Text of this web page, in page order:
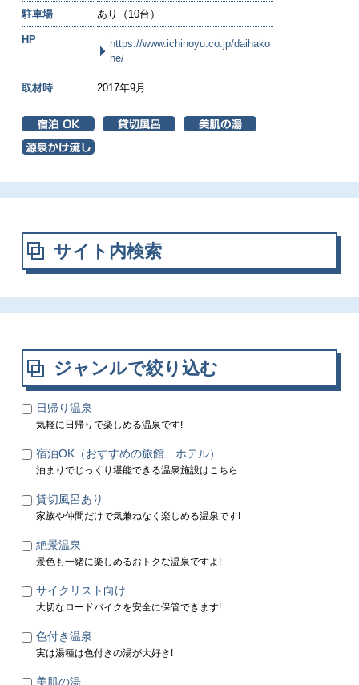
駐車場 あり（10台）
HP
https://www.ichinoyu.co.jp/daihako
ne/
取材時 2017年9月
サイト内検索
ジャンルで絞り込む
日帰り温泉
気軽に日帰りで楽しめる温泉です!
宿泊OK（おすすめの旅館、ホテル）
泊まりでじっくり堪能できる温泉施設はこちら
貸切風呂あり
家族や仲間だけで気兼ねなく楽しめる温泉です!
絶景温泉
景色も一緒に楽しめるおトクな温泉ですよ!
サイクリスト向け
大切なロードバイクを安全に保管できます!
色付き温泉
実は湯種は色付きの湯が大好き!
美肌の湯